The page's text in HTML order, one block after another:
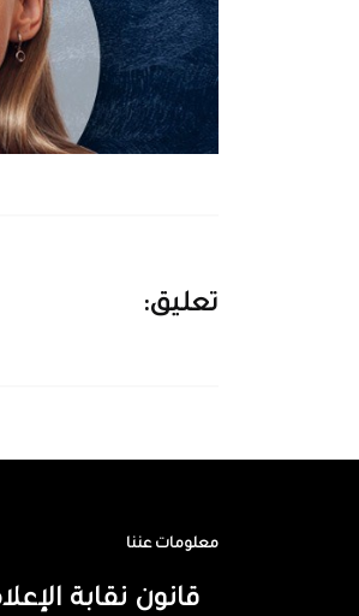
تعليق:
معلومات عننا
قانون نقابة